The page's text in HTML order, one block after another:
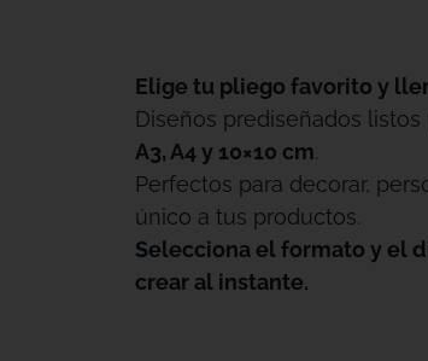
Elige tu pliego favorito y
Diseños prediseñados
A3, A4 y 10×10 cm.
Perfectos para decorar,
único a tus productos.
Selecciona el formato y el
crear al instante.